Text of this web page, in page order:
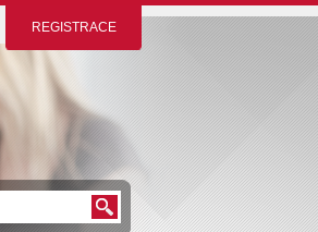
REGISTRACE